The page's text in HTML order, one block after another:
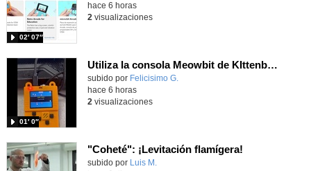
02′ 07″
hace 6 horas
2 visualizaciones
Utiliza la consola Meowbit de KIttenbot para jugar con tus programas MakeCode Arcade
Contenido educativo.
subido por Felicisimo G.
01′ 0″
hace 6 horas
2 visualizaciones
"Coheté": ¡Levitación flamígera!
Contenido educativo.
subido por Luis M.